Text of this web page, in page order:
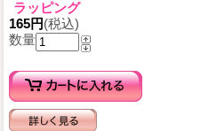
ラッピング
165円(税込)
数量